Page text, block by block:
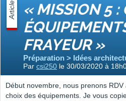
Article « MISSION 5 :
FRAYEUR »
Préparation > Idées
Par csi250 le 30/03/2020 à
Début novembre, nous prenons
choix des équipements. Je vous